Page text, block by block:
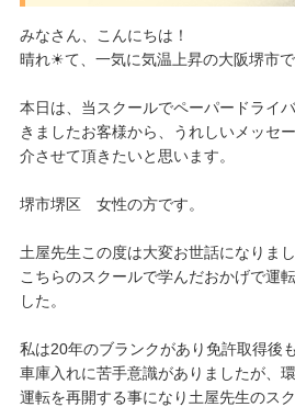
みなさん、こんにちは！
晴れ☀て、一気に気温上昇の大阪堺市で
本日は、当スクールでペーパードライ
きましたお客様から、うれしいメッセ
介させて頂きたいと思います。
堺市堺区 女性の方です。
土屋先生この度は大変お世話になりまし
こちらのスクールで学んだおかげで運
した。
私は20年のブランクがあり免許取得後
車庫入れに苦手意識がありましたが、
運転を再開する事になり土屋先生のス